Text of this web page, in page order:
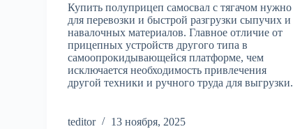
Купить полуприцеп самосвал с тягачом нужно
для перевозки и быстрой разгрузки сыпучих и
навалочных материалов. Главное отличие от
прицепных устройств другого типа в
самоопрокидывающейся платформе, чем
исключается необходимость привлечения
другой техники и ручного труда для выгрузки.
teditor 13 ноября, 2025